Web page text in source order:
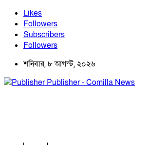
Likes
Followers
Subscribers
Followers
শনিবার, ৮ আগস্ট, ২০২৬
Publisher - Comilla News